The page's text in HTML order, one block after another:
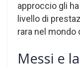
approccio gli
livello di
rara nel mondo
Messi e